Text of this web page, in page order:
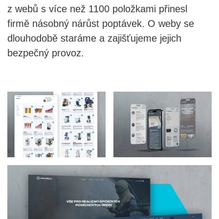
z webů s více než 1100 položkami přinesl
firmě násobný nárůst poptávek. O weby se
dlouhodobě staráme a zajišťujeme jejich
bezpečný provoz.